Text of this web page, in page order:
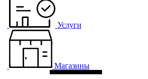
Услуги
Магазины